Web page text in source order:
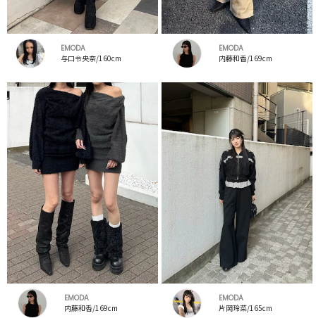
EMODA
与口令央奈/160cm
EMODA
内藤和香/169cm
EMODA
内藤和香/169cm
EMODA
片岡玲菜/165cm